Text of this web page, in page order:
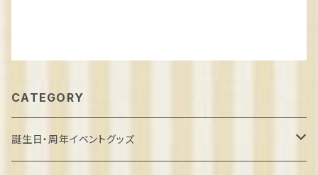
CATEGORY
誕生日・周年イベントグッズ